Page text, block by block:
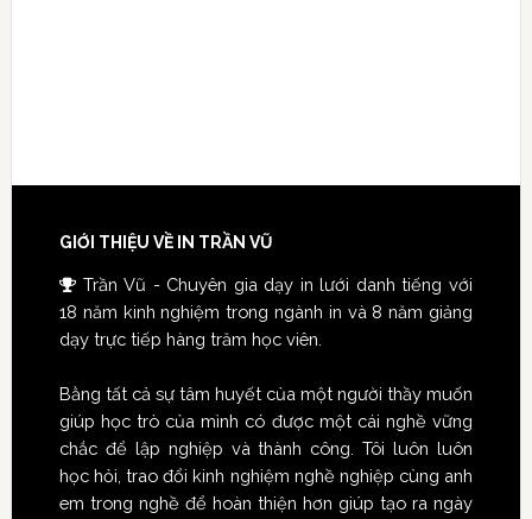
GIỚI THIỆU VỀ IN TRẦN VŨ
Trần Vũ - Chuyên gia dạy in lưới danh tiếng với
18 năm kinh nghiệm trong ngành in và 8 năm giảng
dạy trực tiếp hàng trăm học viên.
Bằng tất cả sự tâm huyết của một người thầy muốn
giúp học trò của mình có được một cái nghề vững
chắc để lập nghiệp và thành công. Tôi luôn luôn
học hỏi, trao đổi kinh nghiệm nghề nghiệp cùng anh
em trong nghề để hoàn thiện hơn giúp tạo ra ngày